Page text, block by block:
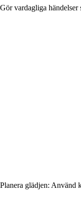
Gör vardagliga händelser
Planera glädjen: Använd